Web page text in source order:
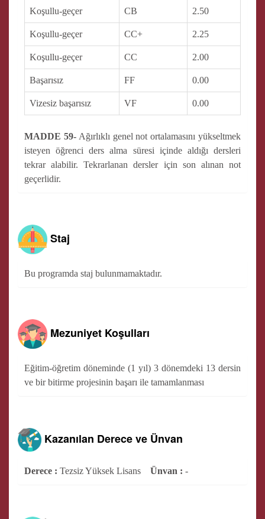
Koşullu-geçer CB 2.50
Koşullu-geçer CC+ 2.25
Koşullu-geçer CC 2.00
Başarısız FF 0.00
Vizesiz başarısız VF 0.00
MADDE 59-Ağırlıklı genel not ortalamasını yükseltmek
isteyen öğrenci ders alma süresi içinde aldığı dersleri
tekrar alabilir. Tekrarlanan dersler için son alınan not
geçerlidir.
Staj
Bu programda staj bulunmamaktadır.
Mezuniyet Koşulları
Eğitim-öğretim döneminde (1 yıl) 3 dönemdeki 13 dersin
ve bir bitirme projesinin başarı ile tamamlanması
Kazanılan Derece ve Ünvan
Derece : Tezsiz Yüksek Lisans Ünvan : -